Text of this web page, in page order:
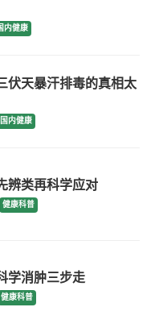
内健康
伏天暴汗排毒的真相太
国内健康
辨类再科学应对
健康科普
学消肿三步走
健康科普